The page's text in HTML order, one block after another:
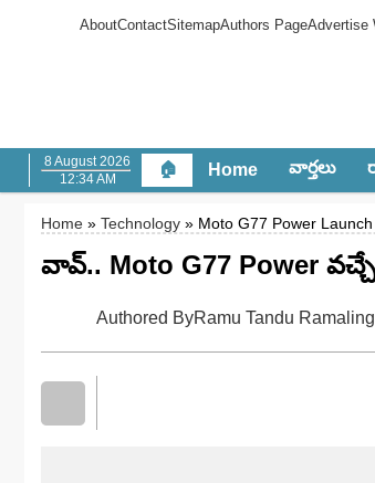
AboutContactSitemapAuthors PageAdvertise
8 August 2026
12:34 AM
🏠 Home వార్త‌లు
Home » Technology » Moto G77 Power
వావ్‌.. Moto G77 Power
Authored ByRamu Tandu